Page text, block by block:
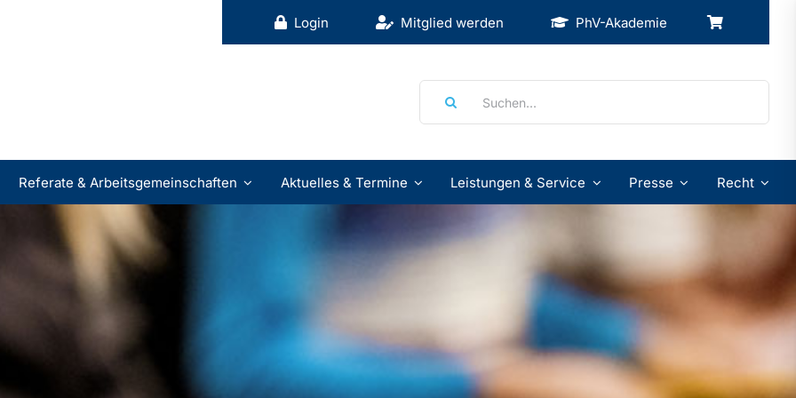
Login Mitglied werden PhV-Akademie
Referate & Arbeitsgemeinschaften Aktuelles & Termine Leistungen & Service Presse Recht